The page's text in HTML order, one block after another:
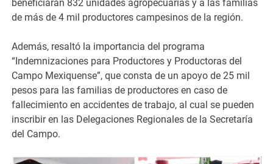
beneficiarán 832 unidades agropecuarias y a las familias
de más de 4 mil productores campesinos de la región.
Además, resaltó la importancia del programa
“Indemnizaciones para Productores y Productoras del
Campo Mexiquense”, que consta de un apoyo de 25 mil
pesos para las familias de productores en caso de
fallecimiento en accidentes de trabajo, al cual se pueden
inscribir en las Delegaciones Regionales de la Secretaría
del Campo.